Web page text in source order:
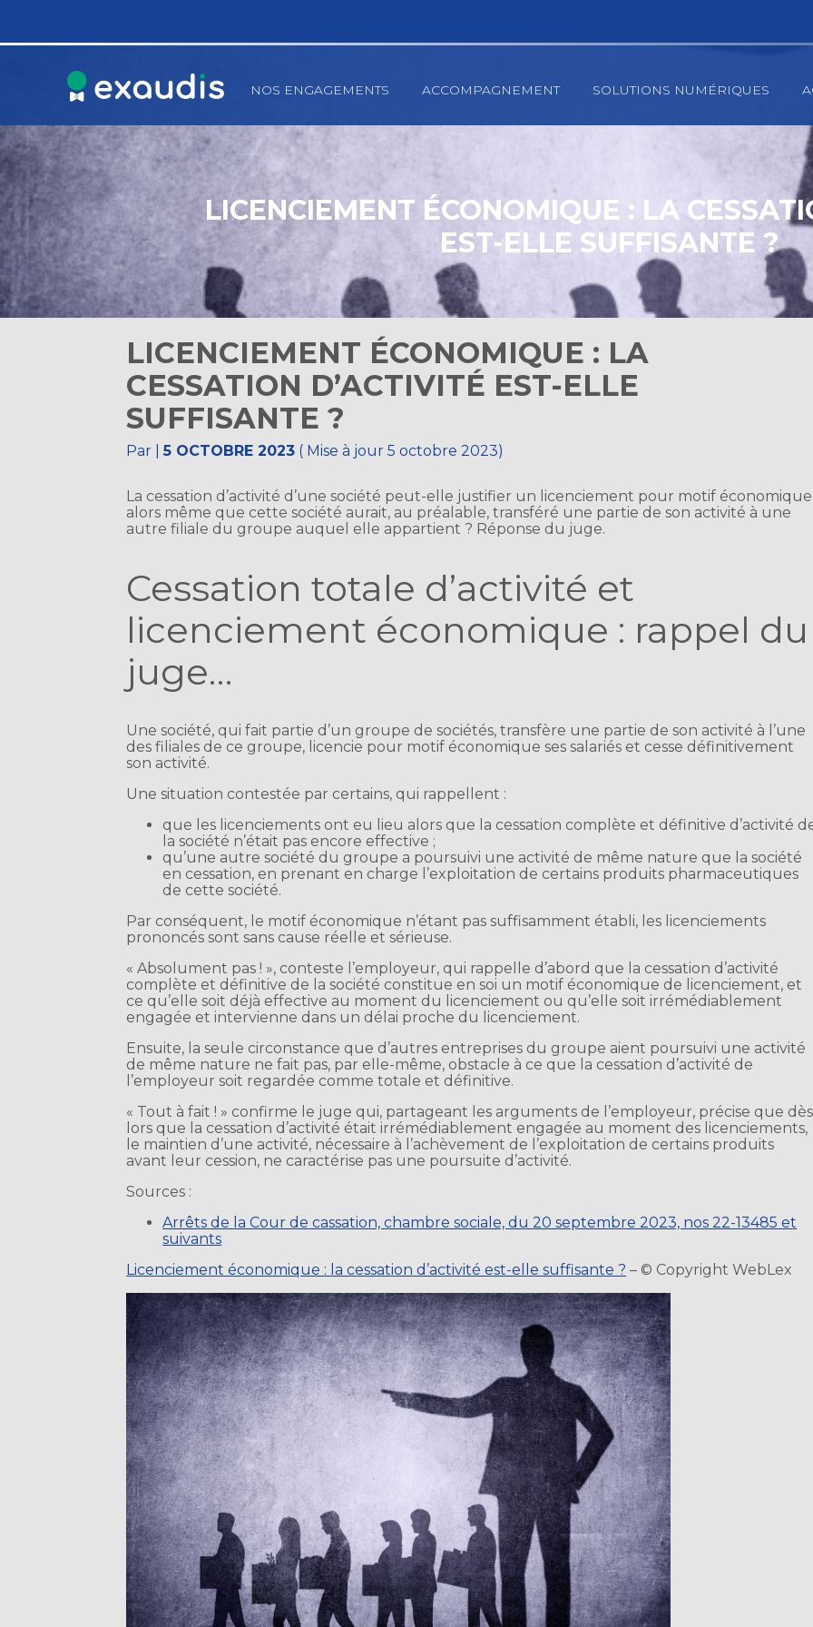
au
contenu
Principal
NOS ENGAGEMENTS ACCOMPAGNEMENT SOLUTIONS NUMÉRIQUES
LICENCIEMENT ÉCONOMIQUE : LA
EST-ELLE SUFFISANTE ?
LICENCIEMENT ÉCONOMIQUE : LA
CESSATION D’ACTIVITÉ EST-ELLE
SUFFISANTE ?
Par |5 OCTOBRE 2023 ( Mise à jour 5 octobre 2023)
La cessation d’activité d’une société peut-elle justifier un licenciement pour motif économique
alors même que cette société aurait, au préalable, transféré une partie de son activité à une
autre filiale du groupe auquel elle appartient ? Réponse du juge.
Cessation totale d’activité et
licenciement économique : rappel du
juge…
Une société, qui fait partie d’un groupe de sociétés, transfère une partie de son activité à l’une
des filiales de ce groupe, licencie pour motif économique ses salariés et cesse définitivement
son activité.
Une situation contestée par certains, qui rappellent :
que les licenciements ont eu lieu alors que la cessation complète et définitive d’activité
la société n’était pas encore effective ;
qu’une autre société du groupe a poursuivi une activité de même nature que la société
en cessation, en prenant en charge l’exploitation de certains produits pharmaceutiques
de cette société.
Par conséquent, le motif économique n’étant pas suffisamment établi, les licenciements
prononcés sont sans cause réelle et sérieuse.
« Absolument pas ! », conteste l’employeur, qui rappelle d’abord que la cessation d’activité
complète et définitive de la société constitue en soi un motif économique de licenciement, et
ce qu’elle soit déjà effective au moment du licenciement ou qu’elle soit irrémédiablement
engagée et intervienne dans un délai proche du licenciement.
Ensuite, la seule circonstance que d’autres entreprises du groupe aient poursuivi une activité
de même nature ne fait pas, par elle-même, obstacle à ce que la cessation d’activité de
l’employeur soit regardée comme totale et définitive.
« Tout à fait ! » confirme le juge qui, partageant les arguments de l’employeur, précise que dès
lors que la cessation d’activité était irrémédiablement engagée au moment des licenciements,
le maintien d’une activité, nécessaire à l’achèvement de l’exploitation de certains produits
avant leur cession, ne caractérise pas une poursuite d’activité.
Sources :
Arrêts de la Cour de cassation, chambre sociale, du 20 septembre 2023, nos 22-13485 et
suivants
Licenciement économique : la cessation d’activité est-elle suffisante ? – © Copyright WebLex